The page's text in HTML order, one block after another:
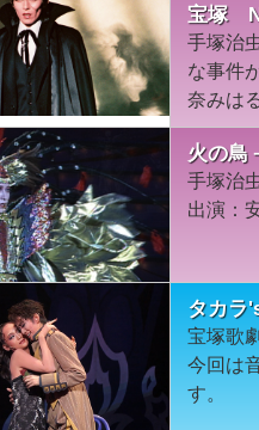
宝塚
手塚治
な事件
奈みは
火の鳥
手塚治
出演：
タカラ
宝塚歌
今回は
す。